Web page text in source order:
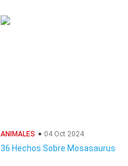
ANIMALES 04 Oct 2024
36 Hechos Sobre Mosasaurus